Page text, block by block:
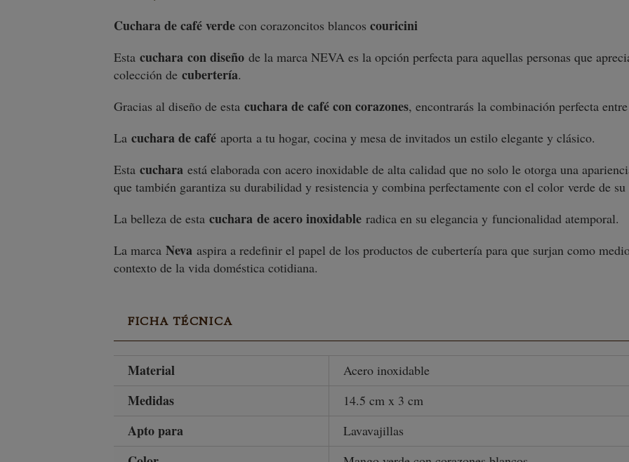
Cuchara de café verde con corazoncitos blancos couricini
Esta cuchara con diseño de la marca NEVA es la opción perfecta para aquellas personas que
colección de cubertería.
Gracias al diseño de esta cuchara de café con corazones, encontrarás la combinación perfecta
La cuchara de café aporta a tu hogar, cocina y mesa de invitados un estilo elegante y clásico.
Esta cuchara está elaborada con acero inoxidable de alta calidad que no solo le otorga una
que también garantiza su durabilidad y resistencia y combina perfectamente con el color verde de su
La belleza de esta cuchara de acero inoxidable radica en su elegancia y funcionalidad atemporal.
La marca Neva aspira a redefinir el papel de los productos de cubertería para que surjan como
contexto de la vida doméstica cotidiana.
FICHA TÉCNICA
Material Acero inoxidable
Medidas 14.5 cm x 3 cm
Apto para Lavavajillas